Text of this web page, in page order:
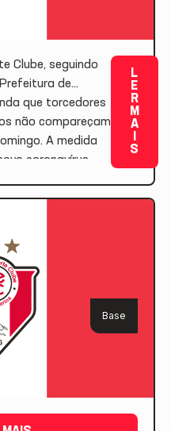
Clube, seguindo
de
que torcedores
não compareçam
A medida
coronavírus,
de risco, em
determinações
e
L
E
R
M
A
S
Base